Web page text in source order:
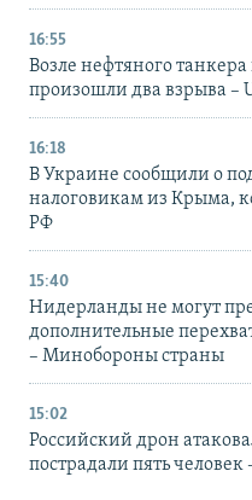
16:55
Возле нефтяного
произошли два взрыва –
16:18
В Украине сообщили о
налоговикам из Крыма,
РФ
15:40
Нидерланды не могут
дополнительные
– Минобороны страны
15:02
Российский дрон
пострадали пять